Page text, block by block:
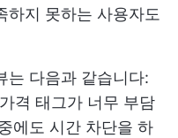
하지 못하는 사용자도
는 다음과 같습니다:
격 태그가 너무 부담
에도 시간 차단을 하